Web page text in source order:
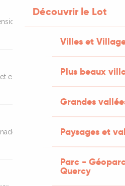
Découvrir le Lot
Villes et
Plus beaux
Grandes
Paysages et
Parc -
Quercy
complête
enfants + de 10 ans
ou cours (-de 10 ans)